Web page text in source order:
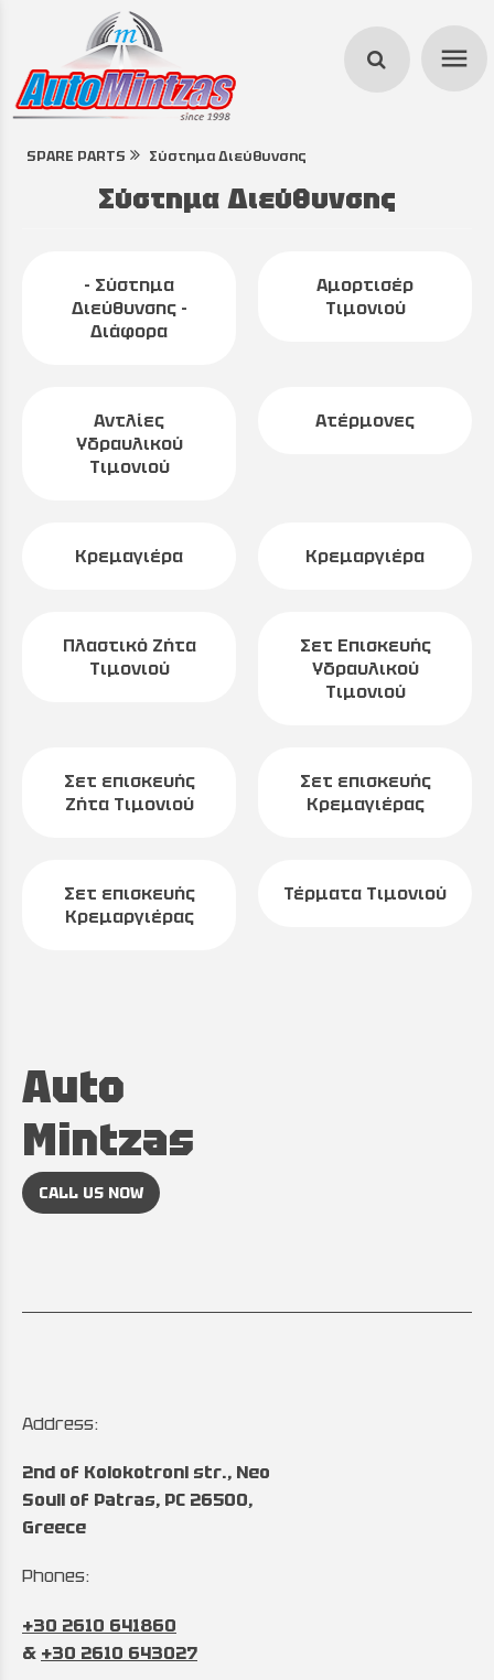
menu
SPARE PARTS Σύστημα Διεύθυνσης
Σύστημα Διεύθυνσης
- Σύστημα
Διεύθυνσης -
Διάφορα
Αμορτισέρ
Τιμονιού
Αντλίες
Υδραυλικού
Τιμονιού
Ατέρμονες
Κρεμαγιέρα Κρεμαργιέρα
Πλαστικό Ζήτα
Τιμονιού
Σετ Επισκευής
Υδραυλικού
Τιμονιού
Σετ επισκευής
Ζήτα Τιμονιού
Σετ επισκευής
Κρεμαγιέρας
Σετ επισκευής
Κρεμαργιέρας
Τέρματα Τιμονιού
Auto
Mintzas
CALL US NOW
Address:
2nd of Kolokotroni str., Neo
Souli of Patras, PC 26500,
Greece
Phones:
+30 2610 641860
& +30 2610 643027